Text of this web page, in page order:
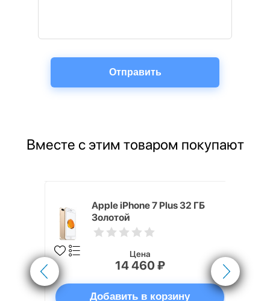
Вместе с этим товаром покупают
Apple iPhone 7 Plus 32 ГБ
Золотой
Цена
14 460 ₽
Добавить в корзину